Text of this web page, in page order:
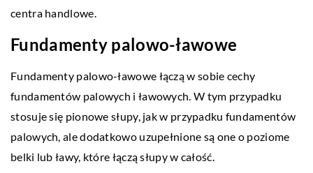
centra handlowe.
Fundamenty palowo-ławowe
Fundamenty palowo-ławowe łączą w sobie cechy
fundamentów palowych i ławowych. W tym przypadku
stosuje się pionowe słupy, jak w przypadku fundamentów
palowych, ale dodatkowo uzupełnione są one o poziome
belki lub ławy, które łączą słupy w całość.